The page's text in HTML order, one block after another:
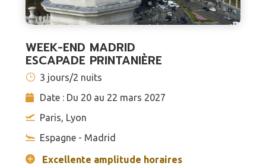
WEEK-END MADRID
ESCAPADE PRINTANIÈRE
3 jours/2 nuits
Date : Du 20 au 22 mars 2027
Paris, Lyon
Espagne - Madrid
Excellente amplitude horaires